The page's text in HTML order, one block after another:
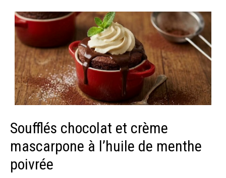
Soufflés chocolat et crème
mascarpone à l’huile de menthe
poivrée